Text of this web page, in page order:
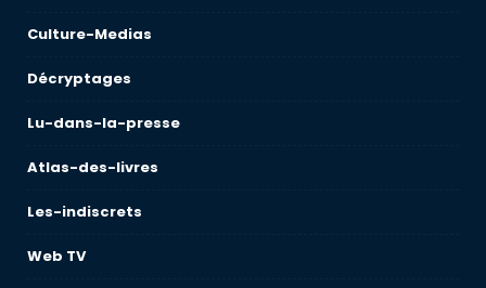
Culture-Medias
Décryptages
Lu-dans-la-presse
Atlas-des-livres
Les-indiscrets
Web TV